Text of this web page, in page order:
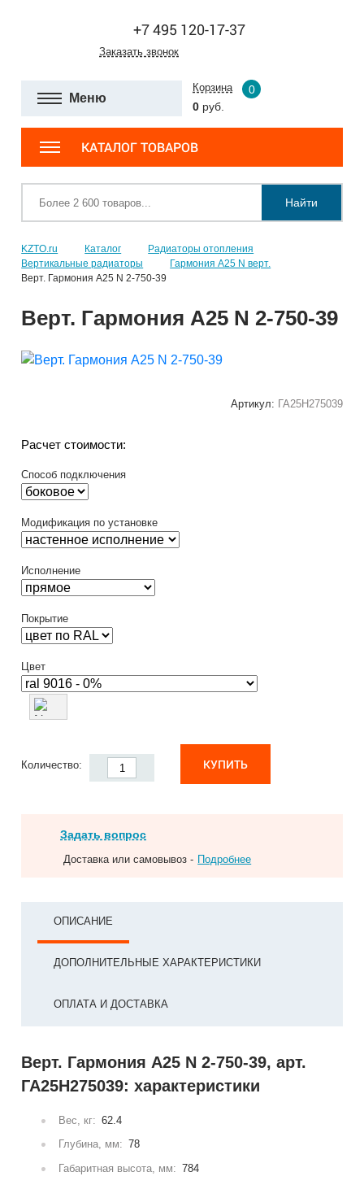
+7 495 120-17-37
Заказать звонок
Меню
Корзина
0
0 руб.
КАТАЛОГ ТОВАРОВ
Найти
KZTO.ru Каталог
Радиаторы отопления
Вертикальные радиаторы
Гармония А25 N верт.
Верт. Гармония А25 N 2-750-39
Верт. Гармония А25 N 2-750-39
Артикул: ГА25Н275039
Расчет стоимости:
Способ подключения
Модификация по установке
Исполнение
Покрытие
Цвет
Количество: КУПИТЬ
Задать вопрос
Доставка или самовывоз - Подробнее
ОПИСАНИЕ
ДОПОЛНИТЕЛЬНЫЕ ХАРАКТЕРИСТИКИ
ОПЛАТА И ДОСТАВКА
Верт. Гармония А25 N 2-750-39, арт.
ГА25Н275039: характеристики
Вес, кг: 62.4
Глубина, мм: 78
Габаритная высота, мм: 784